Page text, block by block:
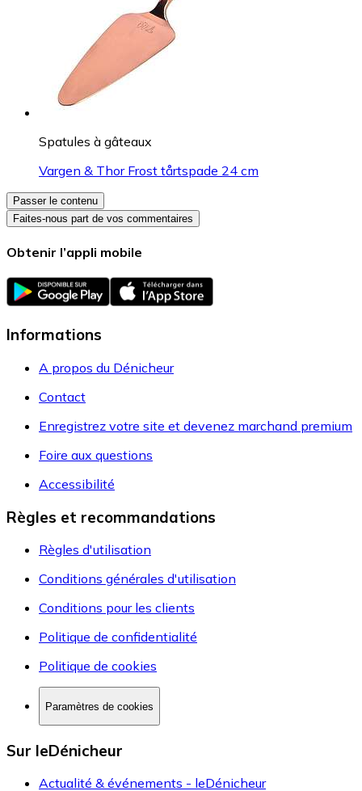
Spatules à gâteaux
Vargen & Thor Frost tårtspade 24 cm
Passer le contenu
Faites-nous part de vos commentaires
Obtenir l’appli mobile
Informations
A propos du Dénicheur
Contact
Enregistrez votre site et devenez marchand premium
Foire aux questions
Accessibilité
Règles et recommandations
Règles d'utilisation
Conditions générales d'utilisation
Conditions pour les clients
Politique de confidentialité
Politique de cookies
Paramètres de cookies
Sur leDénicheur
Actualité & événements - leDénicheur